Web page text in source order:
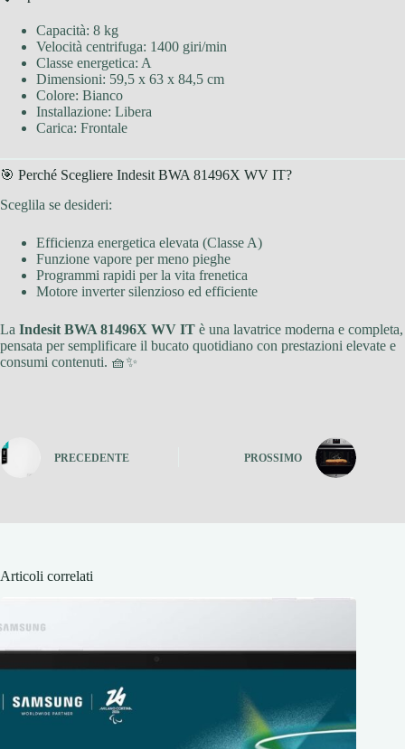
Capacità: 8 kg
Velocità centrifuga: 1400 giri/min
Classe energetica: A
Dimensioni: 59,5 x 63 x 84,5 cm
Colore: Bianco
Installazione: Libera
Carica: Frontale
🎯 Perché Scegliere Indesit BWA 81496X WV IT?
Sceglila se desideri:
Efficienza energetica elevata (Classe A)
Funzione vapore per meno pieghe
Programmi rapidi per la vita frenetica
Motore inverter silenzioso ed efficiente
La Indesit BWA 81496X WV IT è una lavatrice moderna e completa,
pensata per semplificare il bucato quotidiano con prestazioni elevate e
consumi contenuti. 🧺✨
PRECEDENTE PROSSIMO
Articoli correlati